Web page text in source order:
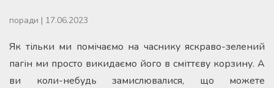
поради | 17.06.2023
Як тільки ми помічаємо на часнику яскраво-зелений
пагін ми просто викидаємо його в сміттєву корзину. А
ви коли-небудь замислювалися, що можете